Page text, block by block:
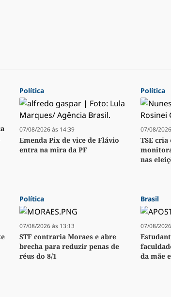
Política
07/08/2026 às 14:39
Emenda Pix de vice de Flávio
entra na mira da PF
Política
07/08/
TSE
nas
Política
07/08/2026 às 13:13
STF contraria Moraes e abre
brecha para reduzir penas de
réus do 8/1
Brasil
07/08/
da mãe